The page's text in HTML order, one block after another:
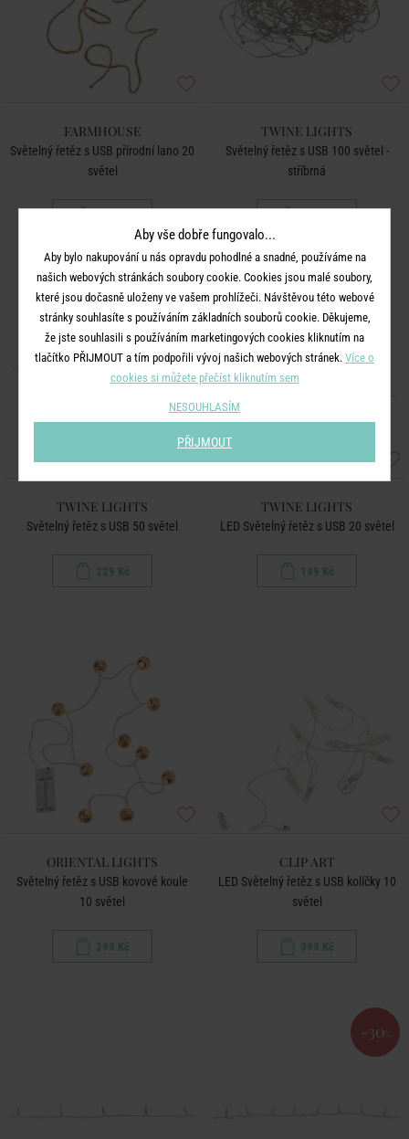
FARMHOUSE
Světelný řetěz s USB přírodní lano 20
světel
TWINE LIGHTS
Světelný řetěz s USB 100 světel -
stříbrná
TWINE LIGHTS
Světelný řetěz s USB 50 světel
229 Kč
TWINE LIGHTS
LED Světelný řetěz s USB 20 světel
149 Kč
ORIENTAL LIGHTS
Světelný řetěz s USB kovové koule
10 světel
299 Kč
CLIP ART
LED Světelný řetěz s USB kolíčky 10
světel
399 Kč
-30 %
Aby vše dobře fungovalo...
Aby bylo nakupování u nás opravdu pohodlné a snadné, používáme na
našich webových stránkách soubory cookie. Cookies jsou malé soubory,
které jsou dočasně uloženy ve vašem prohlížeči. Návštěvou této webové
stránky souhlasíte s používáním základních souborů cookie. Děkujeme,
že jste souhlasili s používáním marketingových cookies kliknutím na
tlačítko PŘIJMOUT a tím podpořili vývoj našich webových stránek. Více o
cookies si můžete přečíst kliknutím sem
NESOUHLASÍM
PŘIJMOUT